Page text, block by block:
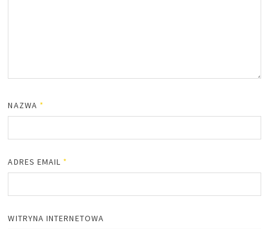
NAZWA *
ADRES EMAIL *
WITRYNA INTERNETOWA